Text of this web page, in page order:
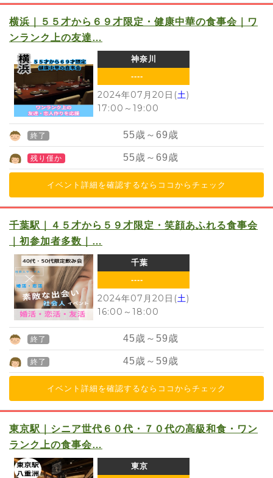
横浜｜５５才から６９才限定・健康中華の食事会｜ワ
ンランク上の友達…
神奈川
----
2024年07月20日(土)
17:00 ～ 19:00
終了 55歳～69歳
残り僅か 55歳～69歳
イベント詳細を確認するならココからチェック
千葉駅｜４５才から５９才限定・笑顔あふれる食事会
｜初参加者多数｜…
千葉
----
2024年07月20日(土)
16:00 ～ 18:00
終了 45歳～ 59歳
終了 45歳～ 59歳
イベント詳細を確認するならココからチェック
東京駅｜シニア世代６０代・７０代の高級和食・ワン
ランク上の食事会…
東京